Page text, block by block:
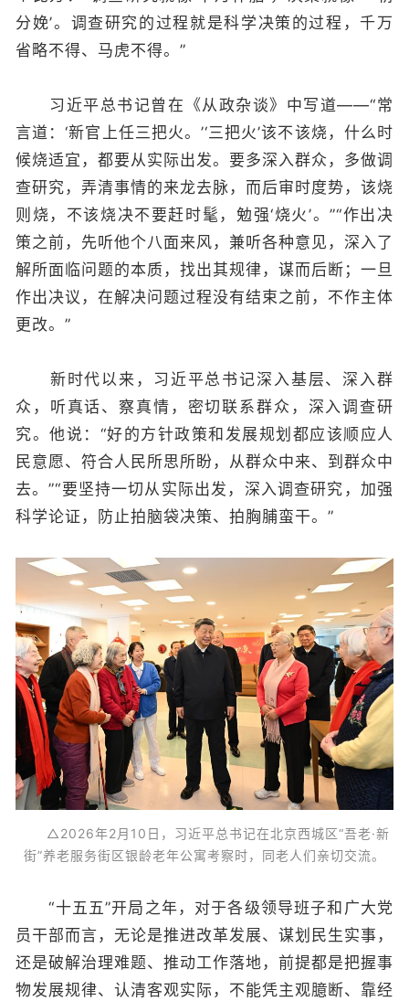
分娩’。调查研究的过程就是科学决策的过程，千万
省略不得、马虎不得。”
习近平总书记曾在《从政杂谈》中写道——“常
言道：‘新官上任三把火。’‘三把火’该不该烧，什么时
候烧适宜，都要从实际出发。要多深入群众，多做调
查研究，弄清事情的来龙去脉，而后审时度势，该烧
则烧，不该烧决不要赶时髦，勉强‘烧火’。”“作出决
策之前，先听他个八面来风，兼听各种意见，深入了
解所面临问题的本质，找出其规律，谋而后断；一旦
作出决议，在解决问题过程没有结束之前，不作主体
更改。”
新时代以来，习近平总书记深入基层、深入群
众，听真话、察真情，密切联系群众，深入调查研
究。他说：“好的方针政策和发展规划都应该顺应人
民意愿、符合人民所思所盼，从群众中来、到群众中
去。”“要坚持一切从实际出发，深入调查研究，加强
科学论证，防止拍脑袋决策、拍胸脯蛮干。”
△2026年2月10日，习近平总书记在北京西城区“吾老·新
街”养老服务街区银龄老年公寓考察时，同老人们亲切交流。
“十五五”开局之年，对于各级领导班子和广大党
员干部而言，无论是推进改革发展、谋划民生实事，
还是破解治理难题、推动工作落地，前提都是把握事
物发展规律、认清客观实际，不能凭主观臆断、靠经